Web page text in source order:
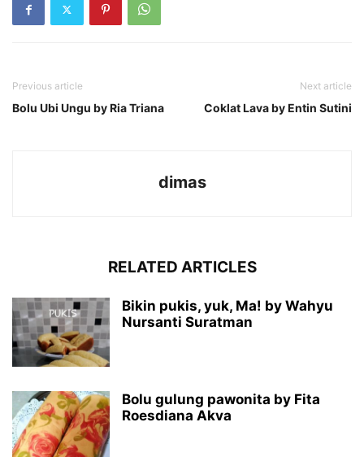
Previous article
Bolu Ubi Ungu by Ria Triana
Next article
Coklat Lava by Entin Sutini
dimas
RELATED ARTICLES
Bikin pukis, yuk, Ma! by Wahyu
Nursanti Suratman
Bolu gulung pawonita by Fita
Roesdiana Akva